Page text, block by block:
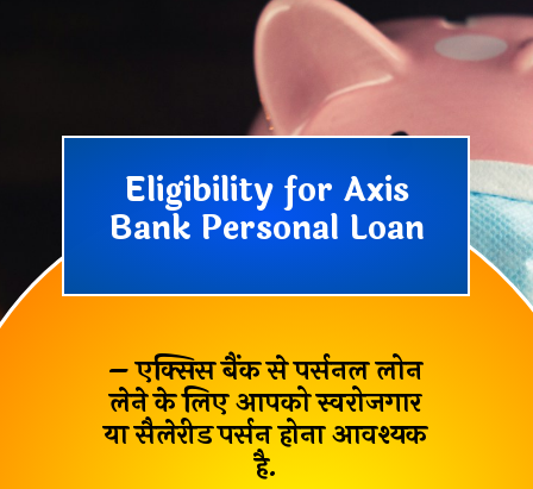
Eligibility for Axis
Bank Personal Loan
– एक्सिस बैंक से पर्सनल लोन
लेने के लिए आपकोस्वरोजगार
या सैलेरीड पर्सनहोना आवश्यक
है.